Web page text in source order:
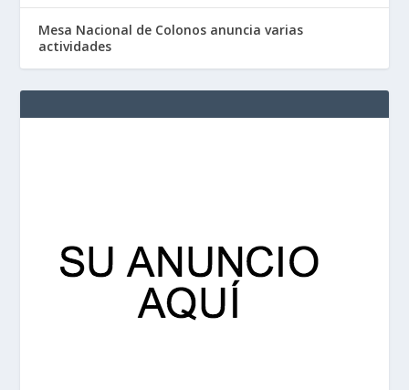
Mesa Nacional de Colonos anuncia varias
actividades